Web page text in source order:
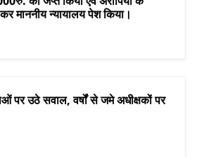
माननीय न्यायालय पेश किया।
पर उठे सवाल, वर्षों से जमे अधीक्षकों पर